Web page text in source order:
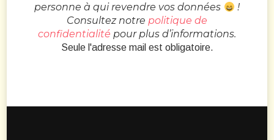
personne à qui revendre vos données
!
Consultez notre politique de
confidentialité pour plus d’informations.
Seule l'adresse mail est obligatoire.